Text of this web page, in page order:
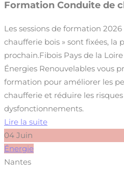
Formation Conduite de
Les sessions de formation
chaufferie bois » sont fixées, la
prochain.Fibois Pays de la
Énergies Renouvelables vous
formation pour améliorer les
chaufferie et réduire les
dysfonctionnements.
Lire la suite
04 Juin
Énergie
Nantes